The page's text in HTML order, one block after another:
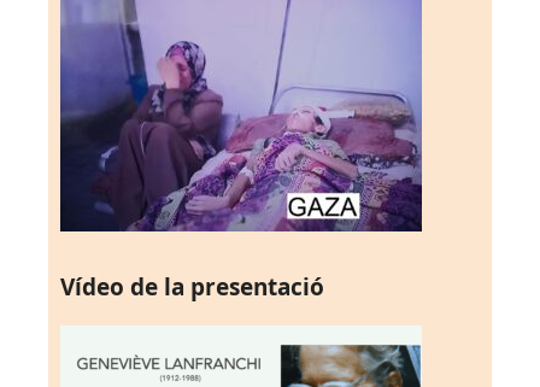
Vídeo de la presentació